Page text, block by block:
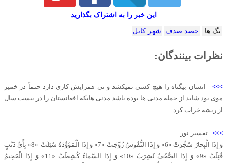
این خبر را به اشتراک بگذارید
تگ ها: جصد صدف شهر کابل
نظرات بینندگان:
>>> انسان بیگناه را هیچ کسی نمیکشد و نی همرایش کاری دارد حتماً در خمیر
موی بود شاید از جمله مدنی ها بوده باشد مدنی هایکه افغانستان را در بیست سال
از ریشه خراب کرد
>>> تفسیر نور
وَ إِذَا الْبِحارُ سُجِّرَتْ «6» وَ إِذَا النُّفُوسُ زُوِّجَتْ «7» وَ إِذَا الْمَوْؤُدَةُ سُئِلَتْ «8» بِأَيِّ ذَنْبٍ
قُتِلَتْ «9» وَ إِذَا الصُّحُفُ نُشِرَتْ «10» وَ إِذَا السَّماءُ كُشِطَتْ «11» وَ إِذَا الْجَحِيمُ